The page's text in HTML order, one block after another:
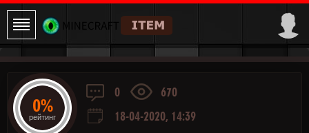
0
670
18-04-2020, 14:39
0%
рейтинг